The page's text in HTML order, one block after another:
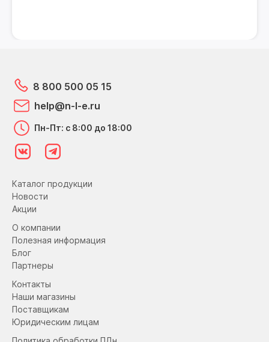
Каталог продукции
Новости
Акции
О компании
Полезная информация
Блог
Партнеры
Контакты
Наши магазины
Поставщикам
Юридическим лицам
8 800 500 05 15
help@n-l-e.ru
Пн-Пт: с 8:00 до 18:00